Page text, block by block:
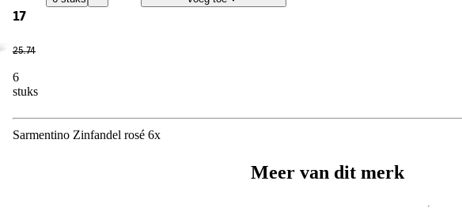
17
25.74
6
stuks
Sarmentino Zinfandel rosé 6x
Meer van dit merk